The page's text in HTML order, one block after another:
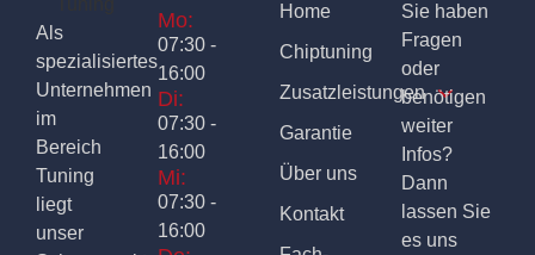
Als
spezialisiertes
Unternehmen
im
Bereich
Tuning
liegt
unser
Mo:
07:30 -
16:00
Di:
07:30 -
16:00
Mi:
07:30 -
16:00
Home
Chiptuning
Zusatzleistungen
Garantie
Über uns
Kontakt
Sie haben
Fragen
oder
benötigen
weiter
Infos?
Dann
lassen Sie
es uns